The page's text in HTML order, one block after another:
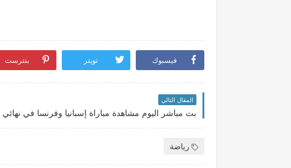
فيسبوك تويتر بنترست
المقال التالي
رياضة